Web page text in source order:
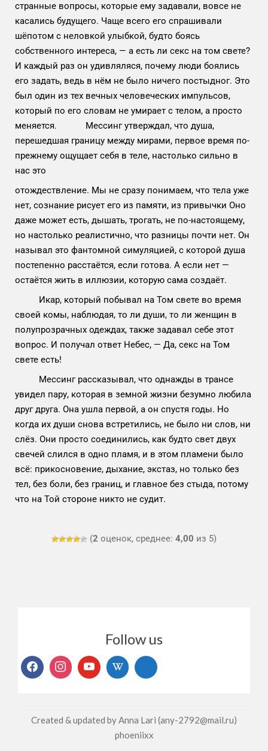
странные вопросы, которые ему задавали, вовсе не
касались будущего. Чаще всего его спрашивали
шёпотом с неловкой улыбкой, будто боясь
собственного интереса, — а есть ли секс на том свете?
И каждый раз он удивляляся, почему люди боялись
его задать, ведь в нём не было ничего постыдног. Это
был один из тех вечных человеческих импульсов,
который по его словам не умирает с телом, а просто
меняется. Мессинг утверждал, что душа,
перешедшая границу между мирами, первое время по-
прежнему ощущает себя в теле, настолько сильно в
нас это
отождествление. Мы не сразу понимаем, что тела уже
нет, сознание рисует его из памяти, из привычки Оно
даже может есть, дышать, трогать, не по-настоящему,
но настолько реалистично, что разницы почти нет. Он
называл это фантомной симуляцией, с которой душа
постепенно расстаётся, если готова. А если нет —
остаётся жить в иллюзии, которую сама создаёт.
Икар, который побывал на Том свете во время
своей комы, наблюдая, то ли души, то ли женщин в
полупрозрачных одеждах, также задавал себе этот
вопрос. И получал ответ Небес, — Да, секс на Том
свете есть!
Мессинг рассказывал, что однажды в трансе
увидел пару, которая в земной жизни безумно любила
друг друга. Она ушла первой, а он спустя годы. Но
когда их души снова встретились, не было ни слов, ни
слёз. Они просто соединились, как будто свет двух
свечей слился в одно пламя, и в этом пламени было
всё: прикосновение, дыхание, экстаз, но только без
тел, без боли, без границ, и главное без стыда, потому
что на Той стороне никто не судит.
(2 оценок, среднее: 4,00 из 5)
Follow us
Created & updated by Anna Lari (any-2792@mail.ru)
phoeniixx